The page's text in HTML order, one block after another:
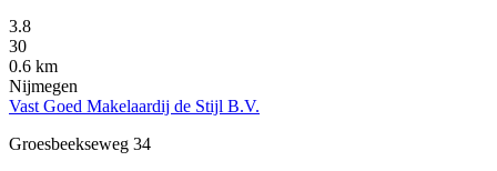
3.8
30
0.6 km
Nijmegen
Vast Goed Makelaardij de Stijl B.V.
Groesbeekseweg 34